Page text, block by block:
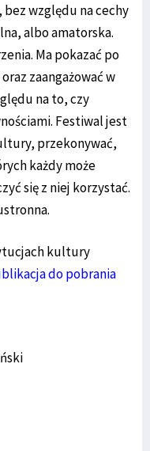
względu na cechy
albo amatorska.
Ma pokazać po
zaangażować w
na to, czy
Festiwal jest
przekonywać,
każdy może
się z niej korzystać.
kultury
do pobrania